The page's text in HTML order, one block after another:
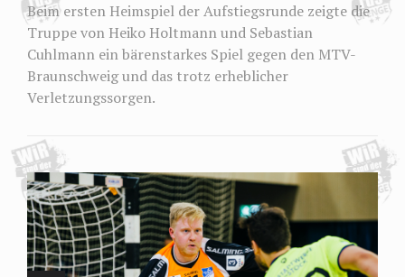
Beim ersten Heimspiel der Aufstiegsrunde zeigte die
Truppe von Heiko Holtmann und Sebastian
Cuhlmann ein bärenstarkes Spiel gegen den MTV-
Braunschweig und das trotz erheblicher
Verletzungssorgen.